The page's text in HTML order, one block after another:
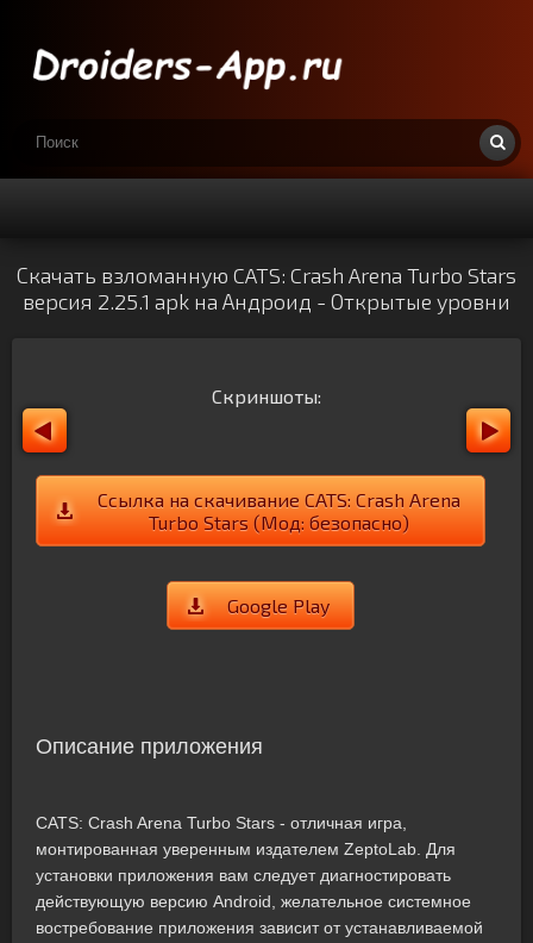
Скачать взломанную CATS: Crash Arena Turbo Stars
версия 2.25.1 apk на Андроид - Открытые уровни
Скриншоты:
Ссылка на скачивание CATS: Crash Arena
Turbo Stars (Мод: безопасно)
Google Play
Описание приложения
CATS: Crash Arena Turbo Stars - отличная игра,
монтированная уверенным издателем ZeptoLab. Для
установки приложения вам следует диагностировать
действующую версию Android, желательное системное
востребование приложения зависит от устанавливаемой